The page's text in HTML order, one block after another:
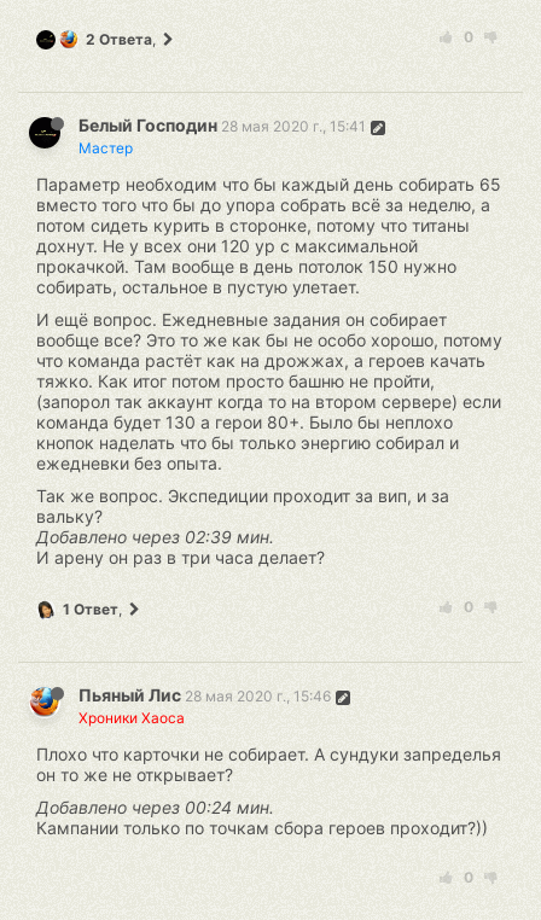
0
2 Ответа,
Белый Господин 28 мая 2020 г., 15:41
Мастер
Параметр необходим что бы каждый день собирать 65
вместо того что бы до упора собрать всё за неделю, а
потом сидеть курить в сторонке, потому что титаны
дохнут. Не у всех они 120 ур с максимальной
прокачкой. Там вообще в день потолок 150 нужно
собирать, остальное в пустую улетает.
И ещё вопрос. Ежедневные задания он собирает
вообще все? Это то же как бы не особо хорошо, потому
что команда растёт как на дрожжах, а героев качать
тяжко. Как итог потом просто башню не пройти,
(запорол так аккаунт когда то на втором сервере) если
команда будет 130 а герои 80+. Было бы неплохо
кнопок наделать что бы только энергию собирал и
ежедневки без опыта.
Так же вопрос. Экспедиции проходит за вип, и за
вальку?
Добавлено через 02:39 мин.
И арену он раз в три часа делает?
0
1 Ответ,
Пьяный Лис 28 мая 2020 г., 15:46
Хроники Хаоса
Плохо что карточки не собирает. А сундуки запределья
он то же не открывает?
Добавлено через 00:24 мин.
Кампании только по точкам сбора героев проходит?))
0